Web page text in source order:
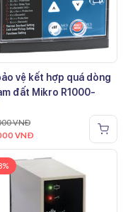
vệ kết hợp quá dòng
đất Mikro R1000-
VNĐ
VNĐ